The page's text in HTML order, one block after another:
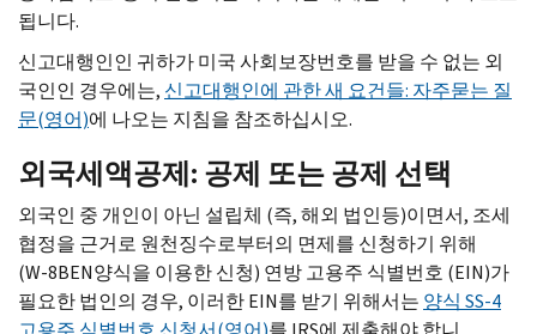
됩니다.
신고대행인인 귀하가 미국 사회보장번호를 받을 수 없는 외
국인인 경우에는, 신고대행인에 관한 새 요건들: 자주묻는 질
문(영어)에 나오는 지침을 참조하십시오.
외국세액공제: 공제 또는 공제 선택
외국인 중 개인이 아닌 설립체 (즉, 해외 법인등)이면서, 조세
협정을 근거로 원천징수로부터의 면제를 신청하기 위해
(W-8BEN양식을 이용한 신청) 연방 고용주 식별번호 (EIN)가
필요한 법인의 경우, 이러한EIN를 받기 위해서는 양식 SS-4